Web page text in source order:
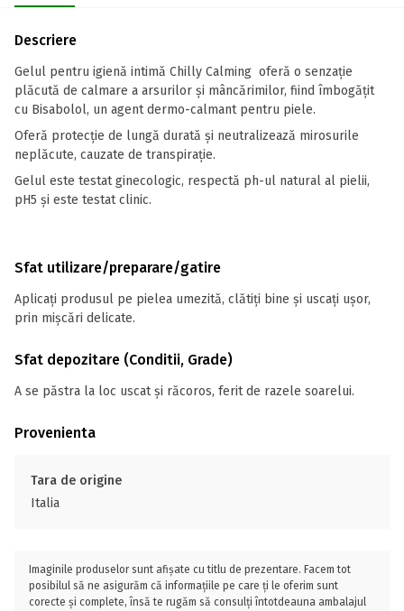
Descriere
Gelul pentru igienă intimă Chilly Calming oferă o senzație
plăcută de calmare a arsurilor și mâncărimilor, fiind îmbogățit
cu Bisabolol, un agent dermo-calmant pentru piele.
Oferă protecție de lungă durată și neutralizează mirosurile
neplăcute, cauzate de transpirație.
Gelul este testat ginecologic, respectă ph-ul natural al pielii,
pH5 și este testat clinic.
Sfat utilizare/preparare/gatire
Aplicați produsul pe pielea umezită, clătiți bine și uscați ușor,
prin mișcări delicate.
Sfat depozitare (Conditii, Grade)
A se păstra la loc uscat și răcoros, ferit de razele soarelui.
Provenienta
Tara de origine
Italia
Imaginile produselor sunt afișate cu titlu de prezentare. Facem tot
posibilul să ne asigurăm că informațiile pe care ți le oferim sunt
corecte și complete, însă te rugăm să consulți întotdeauna ambalajul